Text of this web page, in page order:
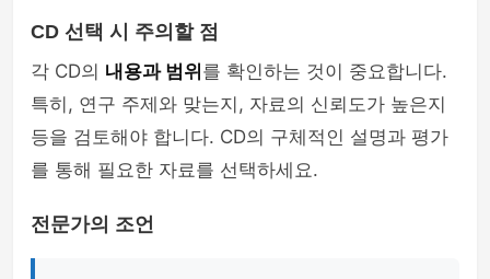
CD 선택 시 주의할 점
각 CD의 내용과 범위 를 확인하는 것이 중요합니다.
특히, 연구 주제와 맞는지, 자료의 신뢰도가 높은지
등을 검토해야 합니다. CD의 구체적인 설명과 평가
를 통해 필요한 자료를 선택하세요.
전문가의 조언